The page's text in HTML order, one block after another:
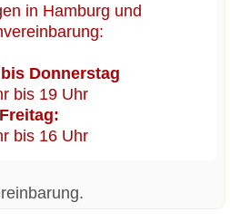
in Hamburg und
Donnerstag
bis 19 Uhr
Freitag:
bis 16 Uhr